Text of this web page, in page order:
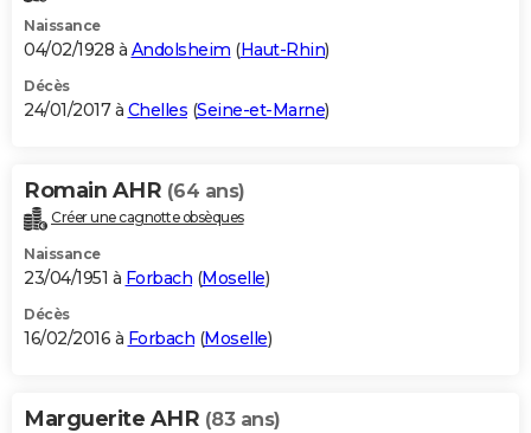
Naissance
04/02/1928 à Andolsheim (Haut-Rhin)
Décès
24/01/2017 à Chelles (Seine-et-Marne)
Romain AHR (64 ans)
Créer une cagnotte obsèques
Naissance
23/04/1951 à Forbach (Moselle)
Décès
16/02/2016 à Forbach (Moselle)
Marguerite AHR (83 ans)